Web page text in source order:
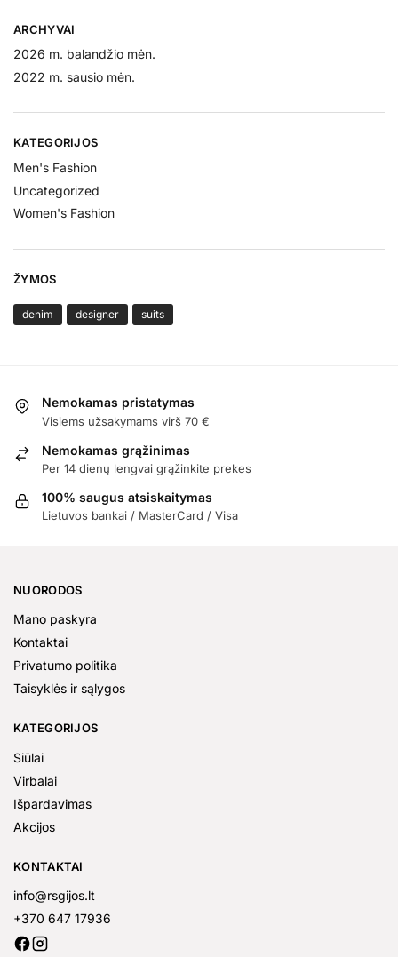
ARCHYVAI
2026 m. balandžio mėn.
2022 m. sausio mėn.
KATEGORIJOS
Men's Fashion
Uncategorized
Women's Fashion
ŽYMOS
denim designer suits
Nemokamas pristatymas
Visiems užsakymams virš 70 €
Nemokamas grąžinimas
Per 14 dienų lengvai grąžinkite prekes
100% saugus atsiskaitymas
Lietuvos bankai / MasterCard / Visa
NUORODOS
Mano paskyra
Kontaktai
Privatumo politika
Taisyklės ir sąlygos
KATEGORIJOS
Siūlai
Virbalai
Išpardavimas
Akcijos
KONTAKTAI
info@rsgijos.lt
+370 647 17936